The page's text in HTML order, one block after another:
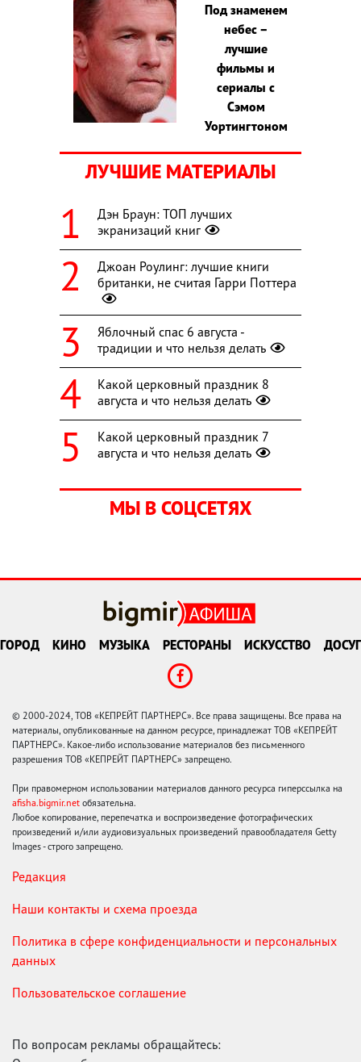
Под знаменем
небес –
лучшие
фильмы и
сериалы с
Сэмом
Уортингтоном
ЛУЧШИЕ МАТЕРИАЛЫ
Дэн Браун: ТОП лучших
экранизаций книг
Джоан Роулинг: лучшие книги
британки, не считая Гарри Поттера
Яблочный спас 6 августа -
традиции и что нельзя делать
Какой церковный праздник 8
августа и что нельзя делать
Какой церковный праздник 7
августа и что нельзя делать
МЫ В СОЦСЕТЯХ
ГОРОД КИНО МУЗЫКА РЕСТОРАНЫ ИСКУССТВО ДОСУГ
© 2000-2024, ТОВ «КЕПРЕЙТ ПАРТНЕРС». Все права защищены. Все права на
материалы, опубликованные на данном ресурсе, принадлежат ТОВ «КЕПРЕЙТ
ПАРТНЕРС». Какое-либо использование материалов без письменного
разрешения ТОВ «КЕПРЕЙТ ПАРТНЕРС» запрещено.
При правомерном использовании материалов данного ресурса гиперссылка на
afisha.bigmir.net обязательна.
Любое копирование, перепечатка и воспроизведение фотографических
произведений и/или аудиовизуальных произведений правообладателя Getty
Images - строго запрещено.
Редакция
Наши контакты и схема проезда
Политика в сфере конфиденциальности и персональных
данных
Пользовательское соглашение
По вопросам рекламы обращайтесь: